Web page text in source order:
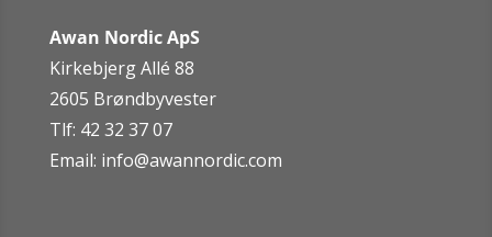
Awan Nordic ApS
Kirkebjerg Allé 88
2605 Brøndbyvester
Tlf: 42 32 37 07
Email: info@awannordic.com